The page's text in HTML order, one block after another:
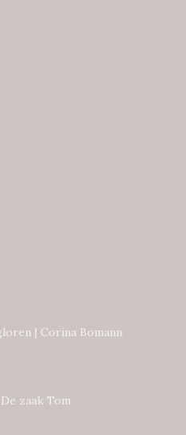
| Corina Bomann
De zaak Tom